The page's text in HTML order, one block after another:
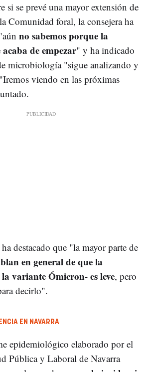
si se prevé una mayor extensión de
Comunidad foral, la consejera ha
no sabemos porque la
de empezar" y ha indicado
microbiología "sigue analizando y
viendo en las próximas
destacado que "la mayor parte de
en general de que la
variante Ómicron- es leve, pero
decirlo".
EN NAVARRA
epidemiológico elaborado por el
Pública y Laboral de Navarra